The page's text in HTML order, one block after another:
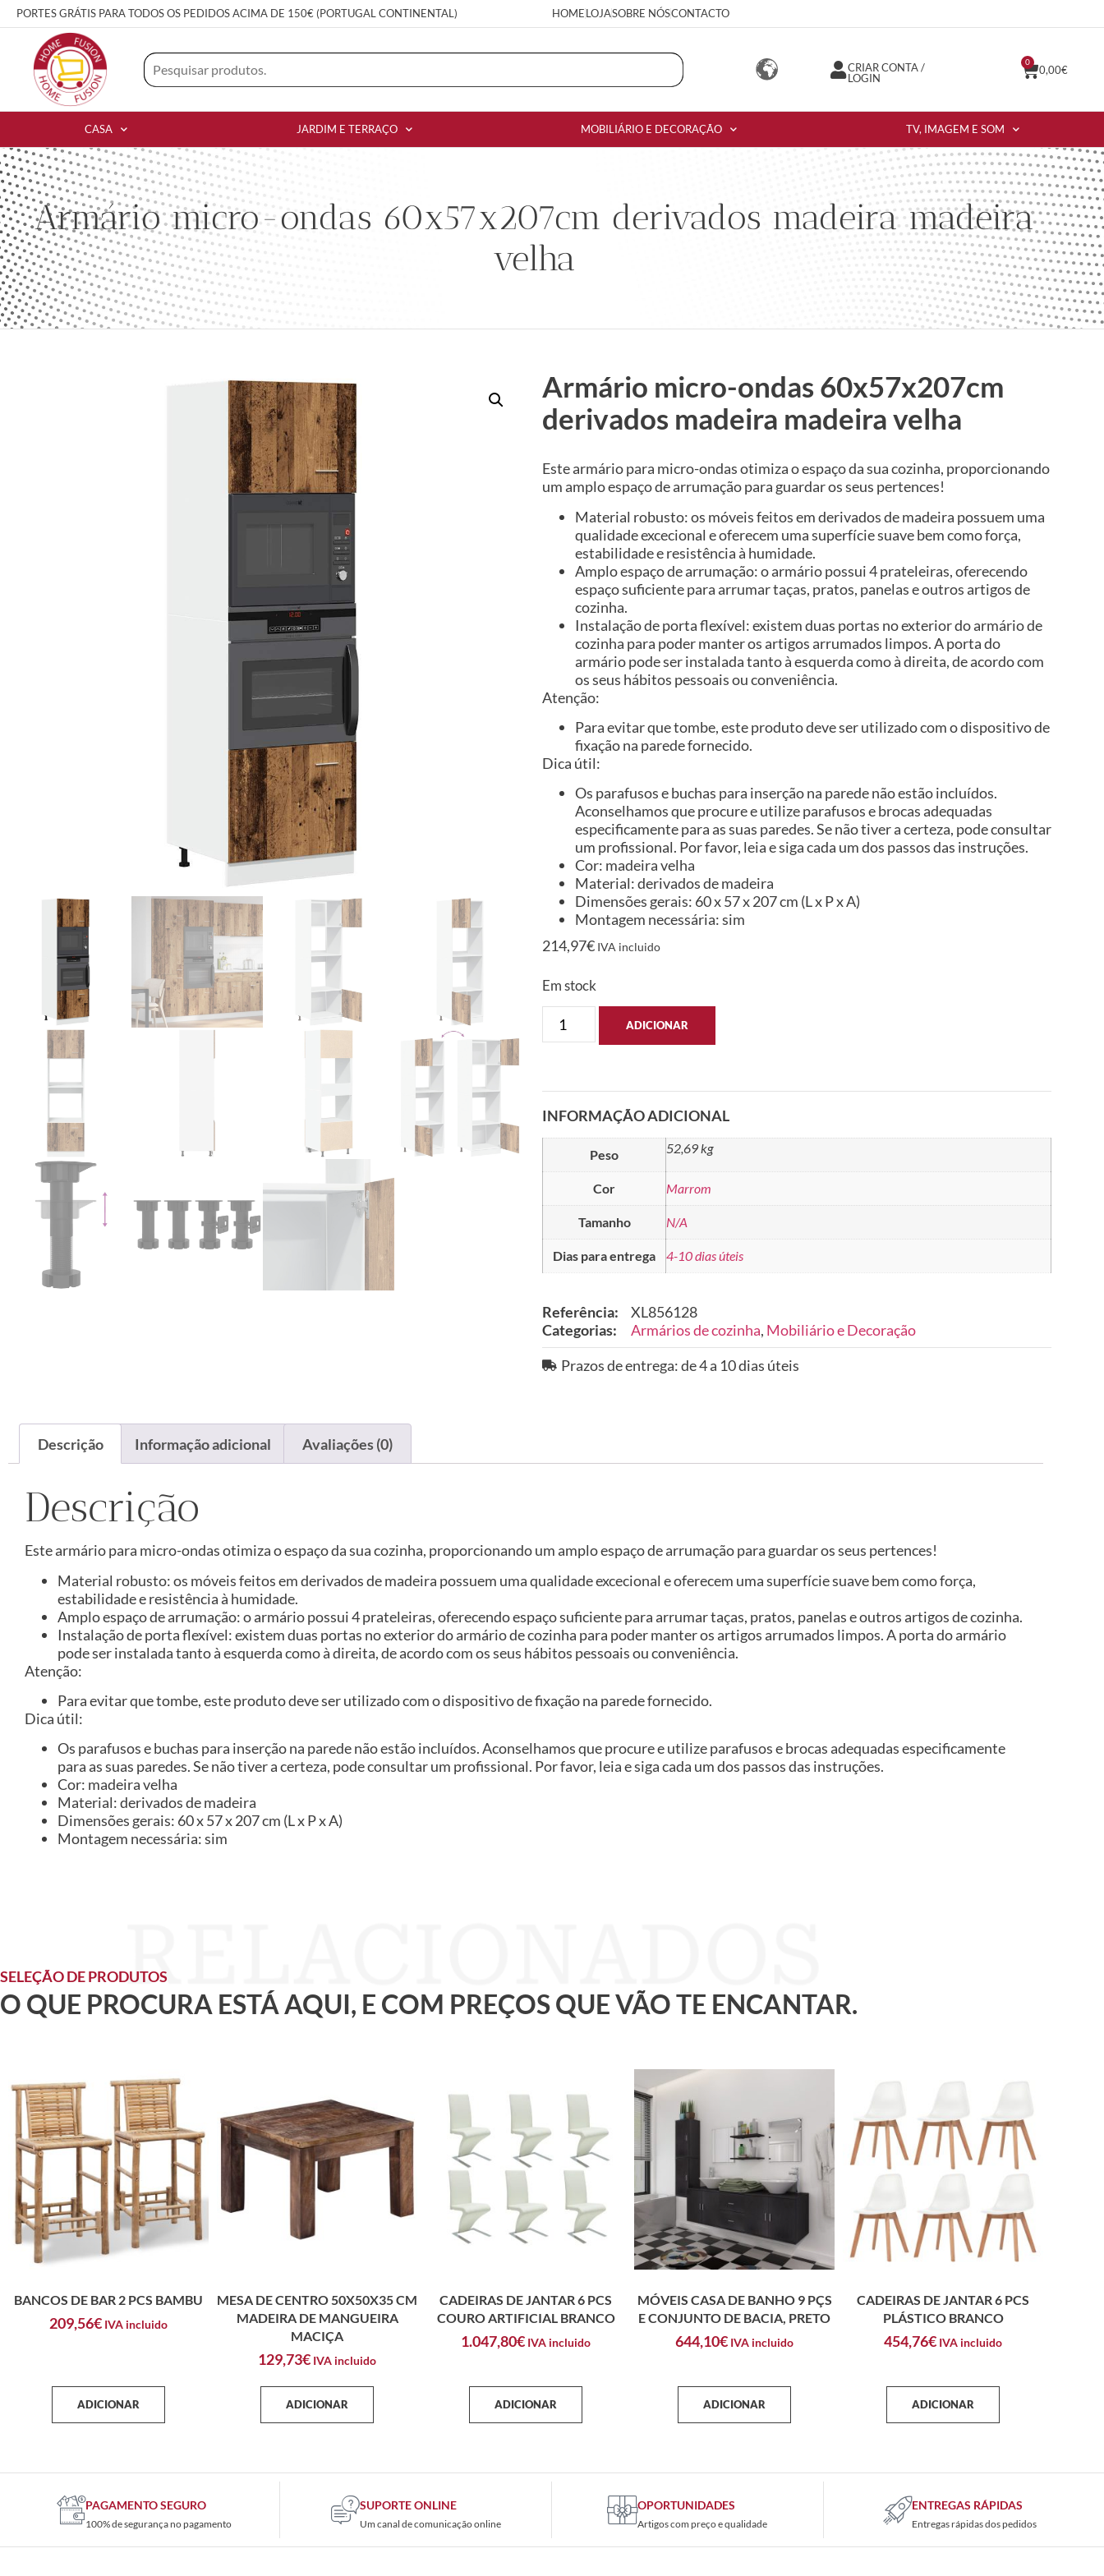
PORTES GRÁTIS PARA TODOS OS PEDIDOS ACIMA DE 150€ (PORTUGAL CONTINENTAL) HOMELOJASOBRE NÓSCONTACTO
CRIAR CONTA /
LOGIN
0,00€
0
CASA JARDIM E TERRAÇO MOBILIÁRIO E DECORAÇÃO TV, IMAGEM E SOM
Armário micro-ondas 60x57x207cm derivados madeira madeira
velha
Armário micro-ondas 60x57x207cm
derivados madeira madeira velha
Este armário para micro-ondas otimiza o espaço da sua cozinha, proporcionando
um amplo espaço de arrumação para guardar os seus pertences!
Material robusto: os móveis feitos em derivados de madeira possuem uma
qualidade excecional e oferecem uma superfície suave bem como força,
estabilidade e resistência à humidade.
Amplo espaço de arrumação: o armário possui 4 prateleiras, oferecendo
espaço suficiente para arrumar taças, pratos, panelas e outros artigos de
cozinha.
Instalação de porta flexível: existem duas portas no exterior do armário de
cozinha para poder manter os artigos arrumados limpos. A porta do
armário pode ser instalada tanto à esquerda como à direita, de acordo com
os seus hábitos pessoais ou conveniência.
Atenção:
Para evitar que tombe, este produto deve ser utilizado com o dispositivo de
fixação na parede fornecido.
Dica útil:
Os parafusos e buchas para inserção na parede não estão incluídos.
Aconselhamos que procure e utilize parafusos e brocas adequadas
especificamente para as suas paredes. Se não tiver a certeza, pode consultar
um profissional. Por favor, leia e siga cada um dos passos das instruções.
Cor: madeira velha
Material: derivados de madeira
Dimensões gerais: 60 x 57 x 207 cm (L x P x A)
Montagem necessária: sim
214,97€ IVA incluido
Em stock
ADICIONAR
INFORMAÇÃO ADICIONAL
Peso 52,69 kg
Cor Marrom
Tamanho N/A
Dias para entrega 4-10 dias úteis
Referência:
XL856128
Categorias:
Armários de cozinha, Mobiliário e Decoração
Prazos de entrega: de 4 a 10 dias úteis
Descrição Informação adicional Avaliações (0)
Descrição
Este armário para micro-ondas otimiza o espaço da sua cozinha, proporcionando um amplo espaço de arrumação para guardar os seus pertences!
Material robusto: os móveis feitos em derivados de madeira possuem uma qualidade excecional e oferecem uma superfície suave bem como força,
estabilidade e resistência à humidade.
Amplo espaço de arrumação: o armário possui 4 prateleiras, oferecendo espaço suficiente para arrumar taças, pratos, panelas e outros artigos de cozinha.
Instalação de porta flexível: existem duas portas no exterior do armário de cozinha para poder manter os artigos arrumados limpos. A porta do armário
pode ser instalada tanto à esquerda como à direita, de acordo com os seus hábitos pessoais ou conveniência.
Atenção:
Para evitar que tombe, este produto deve ser utilizado com o dispositivo de fixação na parede fornecido.
Dica útil:
Os parafusos e buchas para inserção na parede não estão incluídos. Aconselhamos que procure e utilize parafusos e brocas adequadas especificamente
para as suas paredes. Se não tiver a certeza, pode consultar um profissional. Por favor, leia e siga cada um dos passos das instruções.
Cor: madeira velha
Material: derivados de madeira
Dimensões gerais: 60 x 57 x 207 cm (L x P x A)
Montagem necessária: sim
SELEÇÃO DE PRODUTOS
O QUE PROCURA ESTÁ AQUI, E COM PREÇOS QUE VÃO TE ENCANTAR.
BANCOS DE BAR 2 PCS BAMBU
209,56€ IVA incluido
ADICIONAR
MESA DE CENTRO 50X50X35 CM
MADEIRA DE MANGUEIRA
MACIÇA
129,73€ IVA incluido
ADICIONAR
CADEIRAS DE JANTAR 6 PCS
COURO ARTIFICIAL BRANCO
1.047,80€ IVA incluido
ADICIONAR
MÓVEIS CASA DE BANHO 9 PÇS
E CONJUNTO DE BACIA, PRETO
644,10€ IVA incluido
ADICIONAR
CADEIRAS DE JANTAR 6 PCS
PLÁSTICO BRANCO
454,76€ IVA incluido
ADICIONAR
PAGAMENTO SEGURO
100% de segurança no pagamento
SUPORTE ONLINE
Um canal de comunicação online
OPORTUNIDADES
Artigos com preço e qualidade
ENTREGAS RÁPIDAS
Entregas rápidas dos pedidos